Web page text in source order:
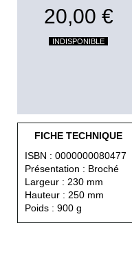
20,00 €
INDISPONIBLE
FICHE TECHNIQUE
ISBN : 0000000080477
Présentation : Broché
Largeur : 230 mm
Hauteur : 250 mm
Poids : 900 g